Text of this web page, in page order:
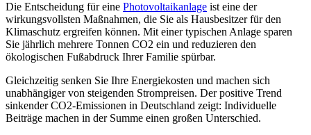
Die Entscheidung für eine Photovoltaikanlage ist eine der
wirkungsvollsten Maßnahmen, die Sie als Hausbesitzer für den
Klimaschutz ergreifen können. Mit einer typischen Anlage sparen
Sie jährlich mehrere Tonnen CO2 ein und reduzieren den
ökologischen Fußabdruck Ihrer Familie spürbar.
Gleichzeitig senken Sie Ihre Energiekosten und machen sich
unabhängiger von steigenden Strompreisen. Der positive Trend
sinkender CO2-Emissionen in Deutschland zeigt: Individuelle
Beiträge machen in der Summe einen großen Unterschied.